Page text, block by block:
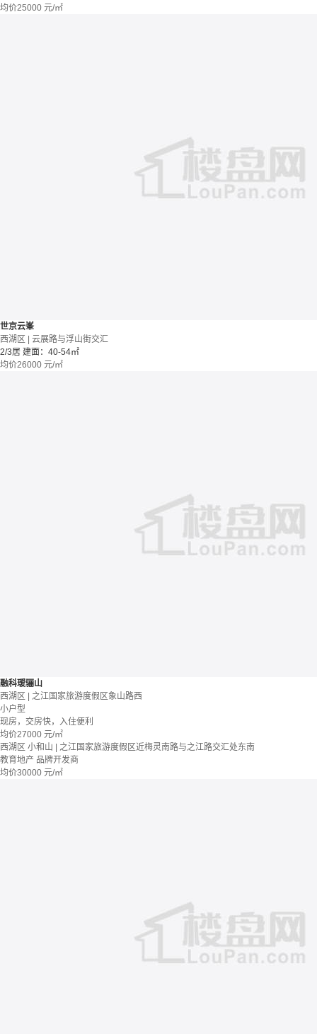
均价25000 元/㎡
世京云峯
西湖区 | 云展路与浮山街交汇
2/3居 建面：40-54㎡
均价26000 元/㎡
融科瑷骊山
西湖区 | 之江国家旅游度假区象山路西
小户型
现房，交房快，入住便利
均价27000 元/㎡
西湖区 小和山 | 之江国家旅游度假区近梅灵南路与之江路交汇处东南
教育地产 品牌开发商
均价30000 元/㎡